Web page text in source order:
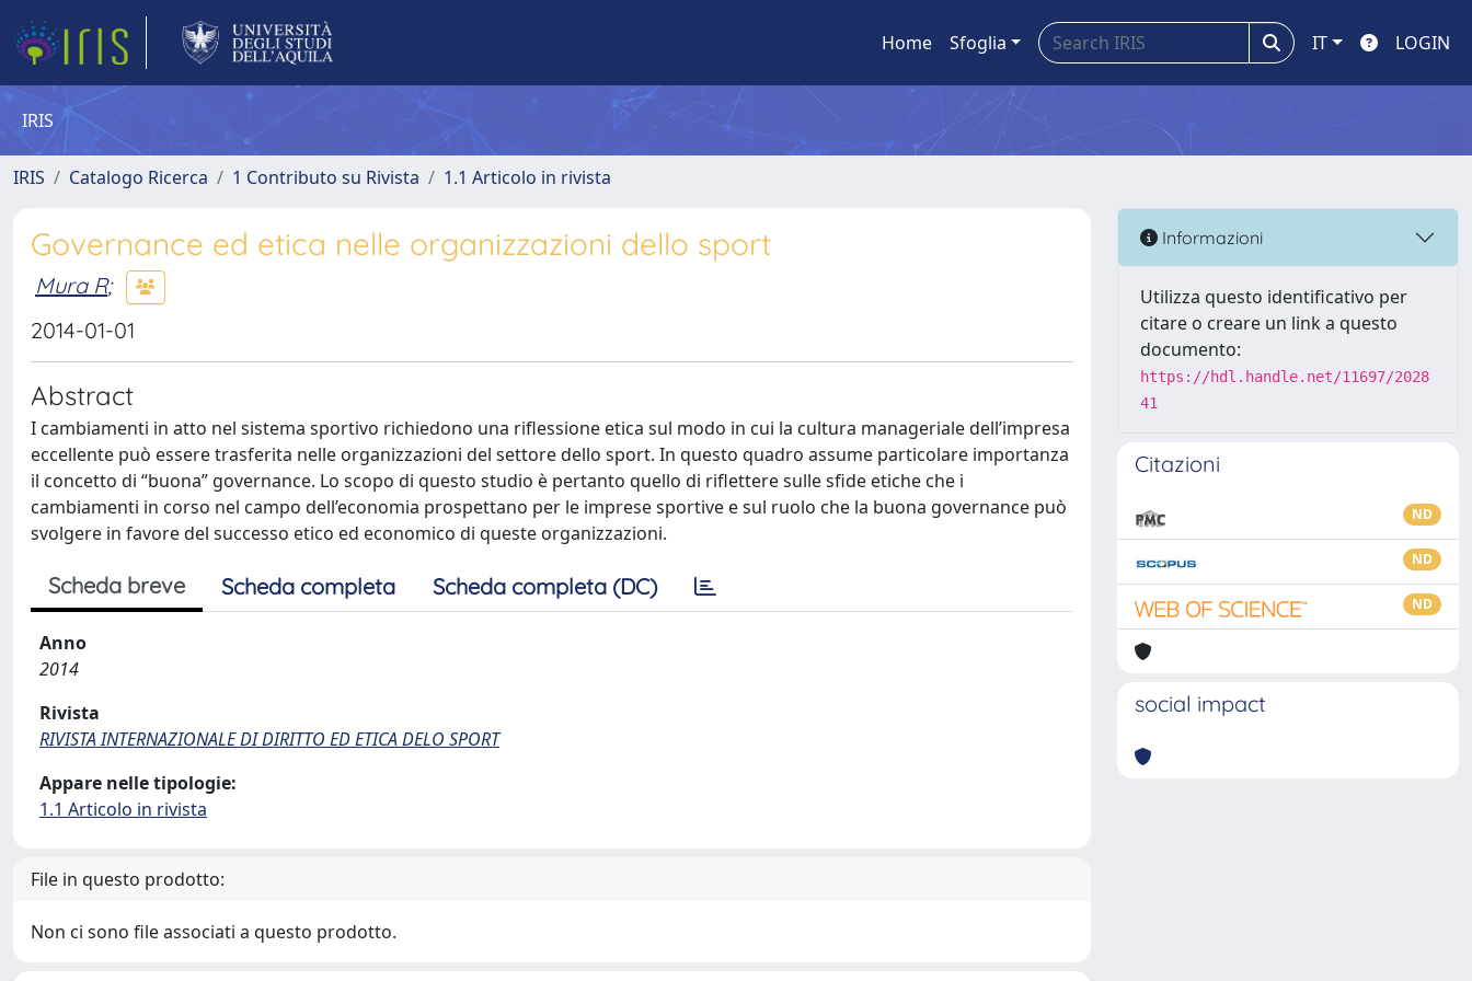
Home Sfoglia IT LOGIN
IRIS
IRIS Catalogo Ricerca 1 Contributo su Rivista 1.1 Articolo in rivista
Governance ed etica nelle organizzazioni dello sport
Mura R;
2014-01-01
Abstract
I cambiamenti in atto nel sistema sportivo richiedono una riflessione etica sul modo in cui la cultura manageriale dell’impresa
eccellente può essere trasferita nelle organizzazioni del settore dello sport. In questo quadro assume particolare importanza
il concetto di “buona” governance. Lo scopo di questo studio è pertanto quello di riflettere sulle sfide etiche che i
cambiamenti in corso nel campo dell’economia prospettano per le imprese sportive e sul ruolo che la buona governance può
svolgere in favore del successo etico ed economico di queste organizzazioni.
Scheda breve Scheda completa Scheda completa (DC)
Anno
2014
Rivista
RIVISTA INTERNAZIONALE DI DIRITTO ED ETICA DELO SPORT
Appare nelle tipologie:
1.1 Articolo in rivista
File in questo prodotto:
Non ci sono file associati a questo prodotto.
Informazioni
Utilizza questo identificativo per
citare o creare un link a questo
documento:
https://hdl.handle.net/11697/2028
41
Citazioni
ND
ND
ND
social impact